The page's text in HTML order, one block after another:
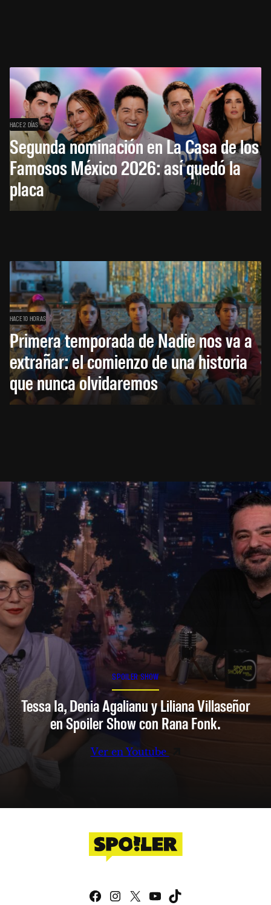
HACE 2 DÍAS
Segunda nominación en La Casa de los
Famosos México 2026: así quedó la
placa
HACE 10 HORAS
Primera temporada de Nadie nos va a
extrañar: el comienzo de una historia
que nunca olvidaremos
SPOILER SHOW
Tessa Ia, Denia Agalianu y Liliana Villaseñor
en Spoiler Show con Rana Fonk.
Ver en Youtube
Facebook
Instagram
X YouTube